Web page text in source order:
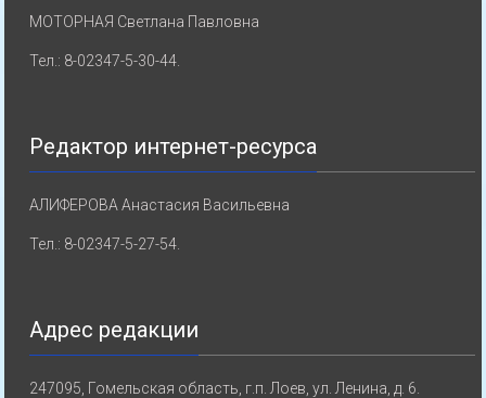
МОТОРНАЯ Светлана Павловна
Тел.: 8-02347-5-30-44.
Редактор интернет-ресурса
АЛИФЕРОВА Анастасия Васильевна
Тел.: 8-02347-5-27-54.
Адрес редакции
247095, Гомельская область, г.п. Лоев, ул. Ленина, д. 6.